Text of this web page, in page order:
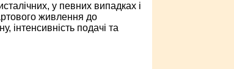
у певних випадках і
живлення до
інтенсивність подачі та